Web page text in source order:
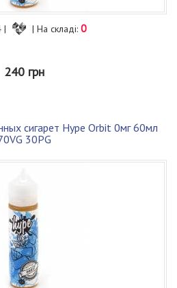
| | На складі: 0
240 грн
сигарет Hype Orbit 0мг 60мл
30PG